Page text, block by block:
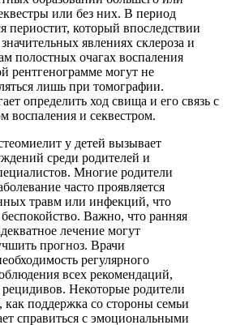
или без них. В период
периостит, который впоследствии
явлениях склероза и
полостных очагах воспаления
рентгенограмме могут не
лишь при томографии.
определить ход свища и его связь с
воспаления и секвестром.
у детей вызывает
среди родителей и
Многие родители
часто проявляется
травм или инфекций, что
Важно, что ранняя
лечение могут
прогноз. Врачи
регулярного
всех рекомендаций,
Некоторые родители
как поддержка со стороны семьи
справиться с эмоциональными